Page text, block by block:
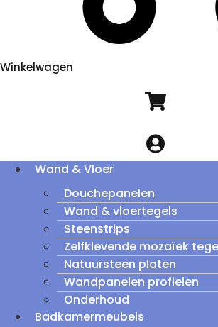
Winkelwagen
Wand & Vloer
Douchepanelen
Wand & vloertegels
Steenstrips
Zelfklevende mozaïek
Natuursteen platen
Wandpanelen profielen
Onderhoud
Badkamermeubels